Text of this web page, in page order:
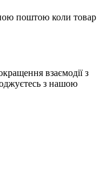
поштою коли товар
взаємодії з
з нашою